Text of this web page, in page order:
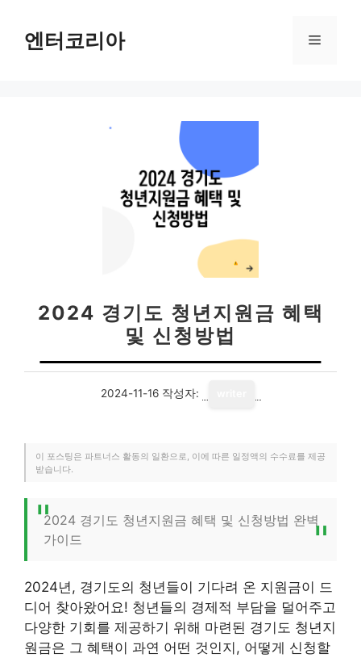
엔터코리아 메
2024 경기도 청년지원금 혜택
및 신청방법
2024-11-16 작성자:
이 포스팅은 파트너스 활동의 일환으로, 이에 따른 일정액의 수수료를 제공
받습니다.
2024 경기도 청년지원금 혜택 및 신청방법 완벽
가이드
2024년, 경기도의 청년들이 기다려 온 지원금이 드
디어 찾아왔어요! 청년들의 경제적 부담을 덜어주고
다양한 기회를 제공하기 위해 마련된 경기도 청년지
원금은 그 혜택이 과연 어떤 것인지, 어떻게 신청할